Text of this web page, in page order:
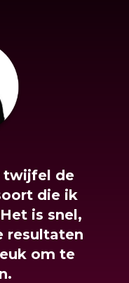
twijfel de
die ik
is snel,
resultaten
om te